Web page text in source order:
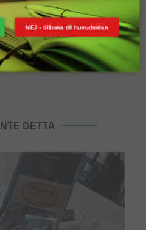
tar han med sig till
DETTA
NEJ - tillbaka till huvudsidan